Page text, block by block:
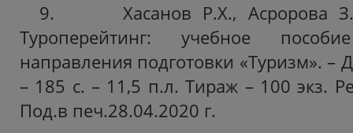
9. Хасанов Р.Х., Асророва
Туроперейтинг: учебное
направления подготовки «Туризм». –
– 185 с. – 11,5 п.л. Тираж – 100 экз.
Под.в печ.28.04.2020 г.